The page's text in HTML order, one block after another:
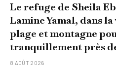
Le refuge de Sheila
Lamine Yamal, dans
plage et montagne
tranquillement près
8 AOÛT 2026